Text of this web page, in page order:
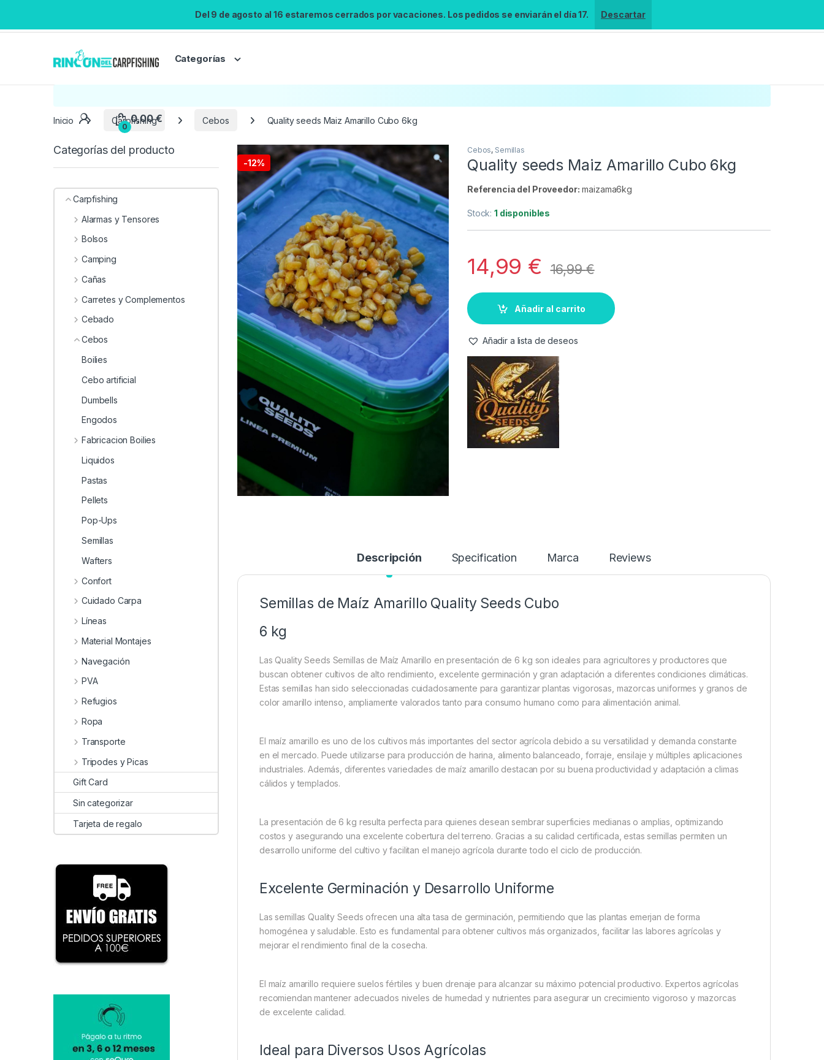
Del 9 de agosto al 16 estaremos cerrados por vacaciones. Los pedidos se enviarán el día 17. Descartar
Categorías
Búsqueda no disponible
No se pudo cargar el widget de búsqueda.
Inténtalo de nuevo.
Reintentar
Inicio Carpfishing Cebos Quality seeds Maiz Amarillo Cubo 6kg
-12%
Cebos, Semillas
Quality seeds Maiz Amarillo Cubo 6kg
Referencia del Proveedor: maizama6kg
Stock:1 disponibles
14,99 € 16,99€
Añadir al carrito
Añadir a lista de deseos
Descripción Specification Marca Reviews
Semillas de Maíz Amarillo Quality Seeds Cubo
6 kg
Las Quality Seeds Semillas de Maíz Amarillo en presentación de 6 kg son ideales para agricultores y productores que
buscan obtener cultivos de alto rendimiento, excelente germinación y gran adaptación a diferentes condiciones climáticas.
Estas semillas han sido seleccionadas cuidadosamente para garantizar plantas vigorosas, mazorcas uniformes y granos de
color amarillo intenso, ampliamente valorados tanto para consumo humano como para alimentación animal.
El maíz amarillo es uno de los cultivos más importantes del sector agrícola debido a su versatilidad y demanda constante
en el mercado. Puede utilizarse para producción de harina, alimento balanceado, forraje, ensilaje y múltiples aplicaciones
industriales. Además, diferentes variedades de maíz amarillo destacan por su buena productividad y adaptación a climas
cálidos y templados.
La presentación de 6 kg resulta perfecta para quienes desean sembrar superficies medianas o amplias, optimizando
costos y asegurando una excelente cobertura del terreno. Gracias a su calidad certificada, estas semillas permiten un
desarrollo uniforme del cultivo y facilitan el manejo agrícola durante todo el ciclo de producción.
Excelente Germinación y Desarrollo Uniforme
Las semillas Quality Seeds ofrecen una alta tasa de germinación, permitiendo que las plantas emerjan de forma
homogénea y saludable. Esto es fundamental para obtener cultivos más organizados, facilitar las labores agrícolas y
mejorar el rendimiento final de la cosecha.
El maíz amarillo requiere suelos fértiles y buen drenaje para alcanzar su máximo potencial productivo. Expertos agrícolas
recomiendan mantener adecuados niveles de humedad y nutrientes para asegurar un crecimiento vigoroso y mazorcas
de excelente calidad.
Ideal para Diversos Usos Agrícolas
Categorías del producto
Carpfishing
Alarmas y Tensores
Bolsos
Camping
Cañas
Carretes y Complementos
Cebado
Cebos
Boilies
Cebo artificial
Dumbells
Engodos
Fabricacion Boilies
Liquidos
Pastas
Pellets
Pop-Ups
Semillas
Wafters
Confort
Cuidado Carpa
Líneas
Material Montajes
Navegación
PVA
Refugios
Ropa
Transporte
Tripodes y Picas
Gift Card
Sin categorizar
Tarjeta de regalo